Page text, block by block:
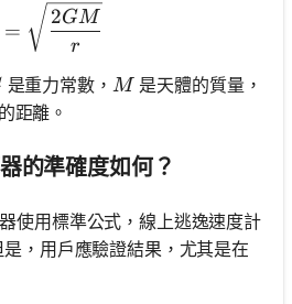
v = \sqrt{\frac{2GM}{r}}
=
r
2GM
是重力常數， M
M是天體的質量，
距離。
的準確度如何？
使用標準公式，線上逃逸速度計
，用戶應驗證結果，尤其是在